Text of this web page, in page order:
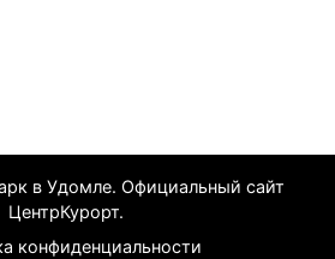
в Удомле. Официальный сайт
ЦентрКурорт.
конфиденциальности